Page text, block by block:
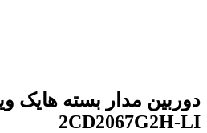
2CD2067G2H-LI